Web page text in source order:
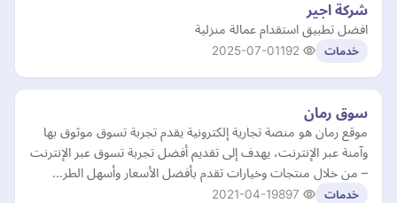
شركة اجير
افضل تطبيق استقدام عمالة منزلية
خدمات 2025-07-01
سوق رمان
موقع رمان هو منصة تجارية إلكترونية يقدم تجربة تسوق موثوق بها
وآمنة عبر الإنترنت، يهدف إلى تقديم أفضل تجربة تسوق عبر الإنترنت
– من خلال منتجات وخيارات تقدم بأفضل الأسعار وأسهل الطر…
خدمات 2021-04-19